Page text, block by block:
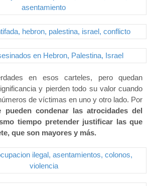
en esos carteles, pero quedan
y pierden todo su valor cuando
de víctimas en uno y otro lado. Por
pueden condenar las atrocidades del
tiempo pretender justificar las que
que son mayores y más.